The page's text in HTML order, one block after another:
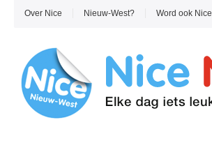
Over Nice Nieuw-West? Word ook Nice